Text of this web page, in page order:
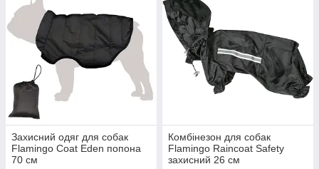
Захисний одяг для собак
Flamingo Coat Eden попона
70 см
Комбінезон для собак
Flamingo Raincoat Safety
захисний 26 см